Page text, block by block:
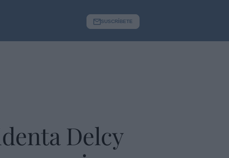
SUSCRÍBETE
Delcy